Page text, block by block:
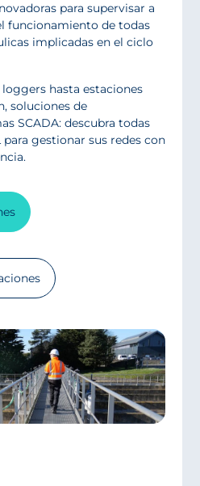
para supervisar a
funcionamiento de todas
implicadas en el ciclo
hasta estaciones
soluciones de
SCADA: descubra todas
para gestionar sus redes con